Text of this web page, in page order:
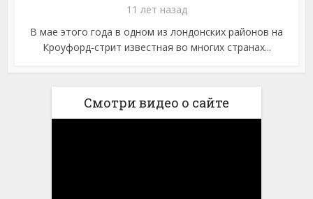
11 лет назад
В мае этого года в одном из лондонских районов на
Кроуфорд-стрит известная во многих странах...
Смотри видео о сайте